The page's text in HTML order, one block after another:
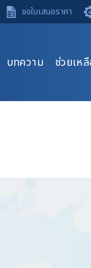
ขอใบเสนอราคา
บทความ ช่วยเห